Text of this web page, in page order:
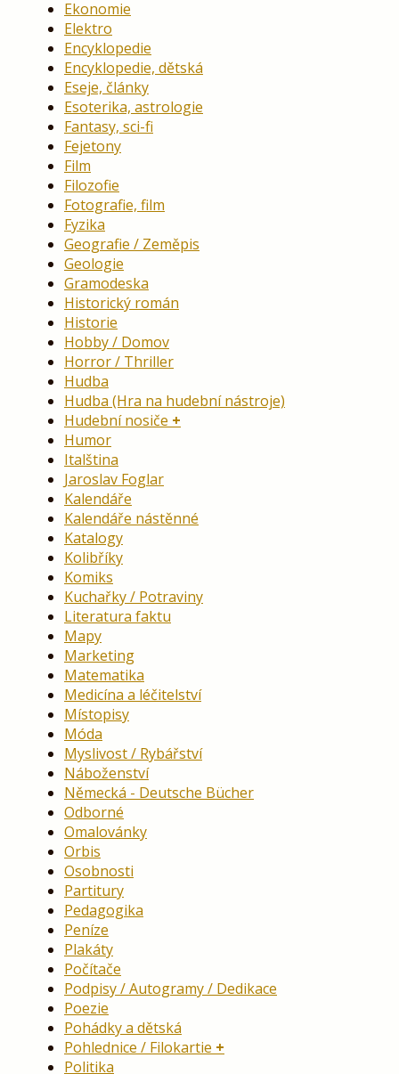
Ekonomie
Elektro
Encyklopedie
Encyklopedie, dětská
Eseje, články
Esoterika, astrologie
Fantasy, sci-fi
Fejetony
Film
Filozofie
Fotografie, film
Fyzika
Geografie / Zeměpis
Geologie
Gramodeska
Historický román
Historie
Hobby / Domov
Horror / Thriller
Hudba
Hudba (Hra na hudební nástroje)
Hudební nosiče
Humor
Italština
Jaroslav Foglar
Kalendáře
Kalendáře nástěnné
Katalogy
Kolibříky
Komiks
Kuchařky / Potraviny
Literatura faktu
Mapy
Marketing
Matematika
Medicína a léčitelství
Místopisy
Móda
Myslivost / Rybářství
Náboženství
Německá - Deutsche Bücher
Odborné
Omalovánky
Orbis
Osobnosti
Partitury
Pedagogika
Peníze
Plakáty
Počítače
Podpisy / Autogramy / Dedikace
Poezie
Pohádky a dětská
Pohlednice / Filokartie
Politika